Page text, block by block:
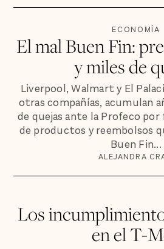
ECONOMÍA
El mal Buen Fin:
y miles de
Liverpool, Walmart y El
otras compañías, acumulan
de quejas ante la Profeco
de productos y reembolsos
Buen Fin...
ALEJANDRA
Los
en el T-